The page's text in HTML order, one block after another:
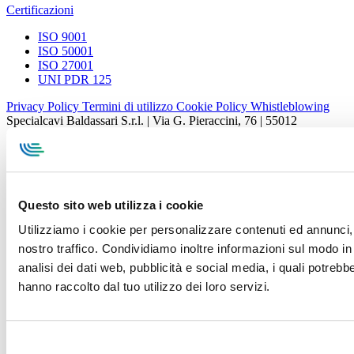
Questo sito web utilizza i cookie
Utilizziamo i cookie per personalizzare contenuti ed
nostro traffico. Condividiamo inoltre informazioni sul modo
analisi dei dati web, pubblicità e social media, i quali
hanno raccolto dal tuo utilizzo dei loro servizi.
Certificazioni
ISO 9001
ISO 50001
ISO 27001
UNI PDR 125
Privacy Policy Termini di utilizzo Cookie Policy Whistleblowing
Specialcavi Baldassari S.r.l. | Via G. Pieraccini, 76 | 55012
REA Lucca n. 137741 | Cap. Soc. 500.000 € i.v.